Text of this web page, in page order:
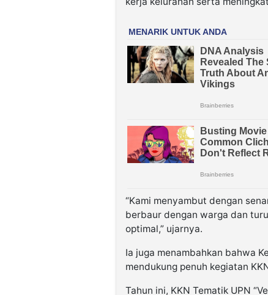
“Kami menyambut dengan
berbaur dengan warga dan
optimal,” ujarnya.
Ia juga menambahkan bahwa
mendukung penuh kegiatan
Tahun ini, KKN Tematik UPN